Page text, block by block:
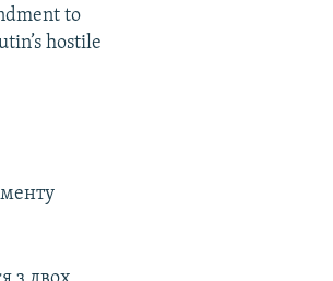
to
hostile